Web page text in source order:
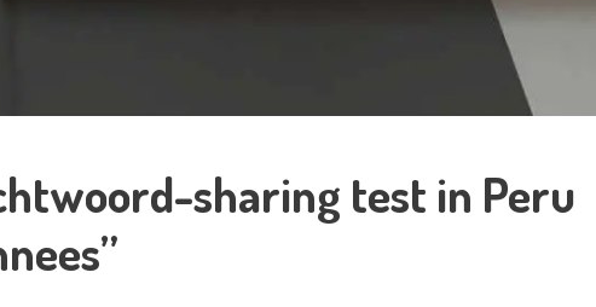
sharing test in Peru